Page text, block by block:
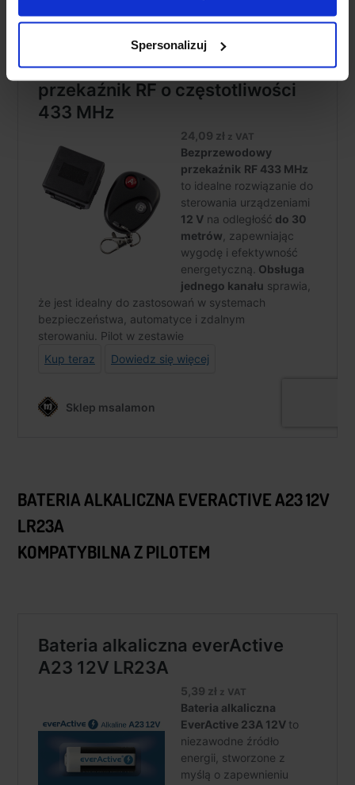
Spersonalizuj
BATERIA ALKALICZNA EVERACTIVE A23 12V
LR23A
KOMPATYBILNA Z PILOTEM